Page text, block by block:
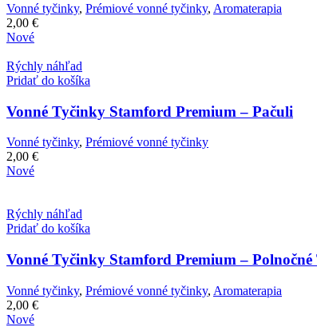
Vonné tyčinky, Prémiové vonné tyčinky, Aromaterapia
2,00 €
Nové
Rýchly náhľad
Pridať do košíka
Vonné Tyčinky Stamford Premium – Pačuli
Vonné tyčinky, Prémiové vonné tyčinky
2,00 €
Nové
Rýchly náhľad
Pridať do košíka
Vonné Tyčinky Stamford Premium – Polnočné
Vonné tyčinky, Prémiové vonné tyčinky, Aromaterapia
2,00 €
Nové